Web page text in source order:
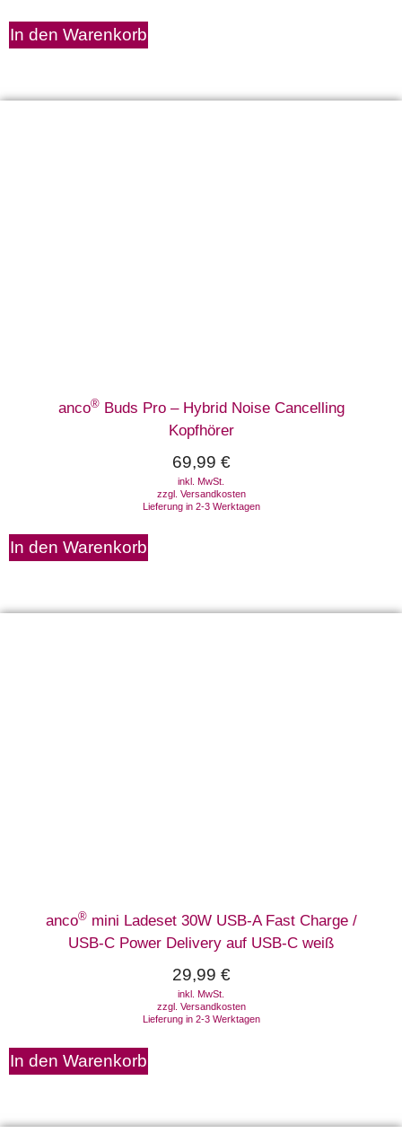
In den Warenkorb
anco®Buds Pro – Hybrid Noise Cancelling
Kopfhörer
69,99 €
inkl. MwSt.
zzgl. Versandkosten
Lieferung in 2-3 Werktagen
In den Warenkorb
anco®mini Ladeset 30W USB-A Fast Charge /
USB-C Power Delivery auf USB-C weiß
29,99 €
inkl. MwSt.
zzgl. Versandkosten
Lieferung in 2-3 Werktagen
In den Warenkorb